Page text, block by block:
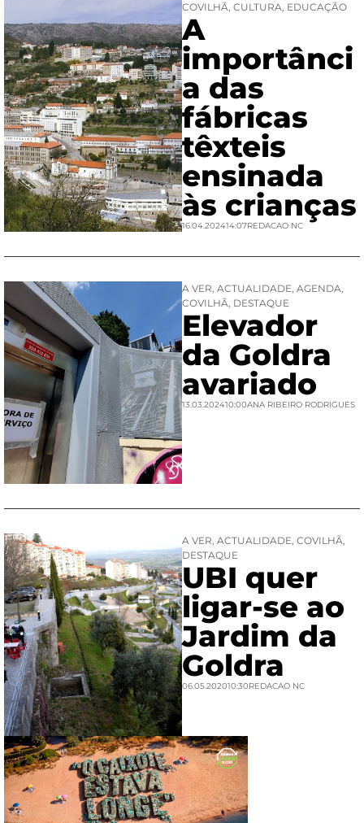
COVILHÃ, CULTURA, EDUCAÇÃO
A
importânci
a das
fábricas
têxteis
ensinada
às crianças
16.04.202414:07REDACAO NC
A VER, ACTUALIDADE, AGENDA,
COVILHÃ, DESTAQUE
Elevador
da Goldra
avariado
13.03.202410:00ANA RIBEIRO RODRIGUES
A VER, ACTUALIDADE, COVILHÃ,
DESTAQUE
UBI quer
ligar-se ao
Jardim da
Goldra
06.05.202010:30REDACAO NC